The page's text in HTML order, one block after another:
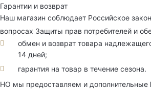
Гарантии и возврат
Наш магазин соблюдает Российское
вопросах Защиты прав потребителей и
обмен и возврат товара
14 дней;
гарантия на товар в течение сезона.
НО мы предоставляем и дополнительные